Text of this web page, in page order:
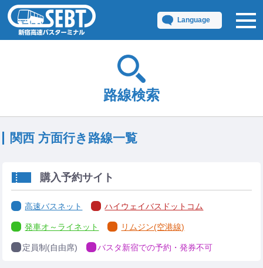
Language
路線検索
関西 方面行き路線一覧
購入予約サイト
高速バスネット ハイウェイバスドットコム
発車オ～ライネット リムジン(空港線)
定員制(自由席) バスタ新宿での予約・発券不可